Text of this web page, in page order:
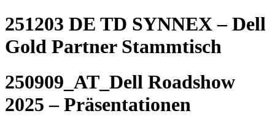
251203 DE TD SYNNEX – Dell
Gold Partner Stammtisch
250909_AT_Dell Roadshow
2025 – Präsentationen